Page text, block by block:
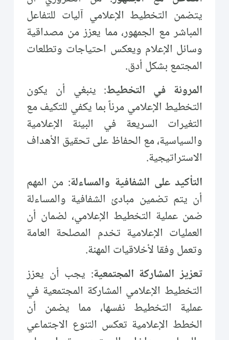
يتضمن التخطيط الإعلامي آليات للتفاعل
المباشر مع الجمهور، مما يعزز من مصداقية
وسائل الإعلام ويعكس احتياجات وتطلعات
المجتمع بشكل أدق.
المرونة في التخطيط: ينبغي أن يكون
التخطيط الإعلامي مرناً بما يكفي للتكيف مع
التغيرات السريعة في البيئة الإعلامية
والسياسية، مع الحفاظ على تحقيق الأهداف
الاستراتيجية.
التأكيد على الشفافية والمساءلة: من المهم
أن يتم تضمين مبادئ الشفافية والمساءلة
ضمن عملية التخطيط الإعلامي، لضمان أن
العمليات الإعلامية تخدم المصلحة العامة
وتعمل وفقا لأخلاقيات المهنة.
تعزيز المشاركة المجتمعية: يجب أن يعزز
التخطيط الإعلامي المشاركة المجتمعية في
عملية التخطيط نفسها، مما يضمن أن
الخطط الإعلامية تعكس التنوع الاجتماعي